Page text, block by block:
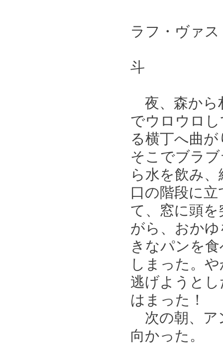
ラフ・ヴァ
斗
夜、森から
でウロウロ
る横丁へ曲
そこでブラ
ら水を飲み
口の階段に
て、窓に頭
がら、おか
きなパンを
しまった。
逃げようと
はまった！
次の朝、ア
向かった。